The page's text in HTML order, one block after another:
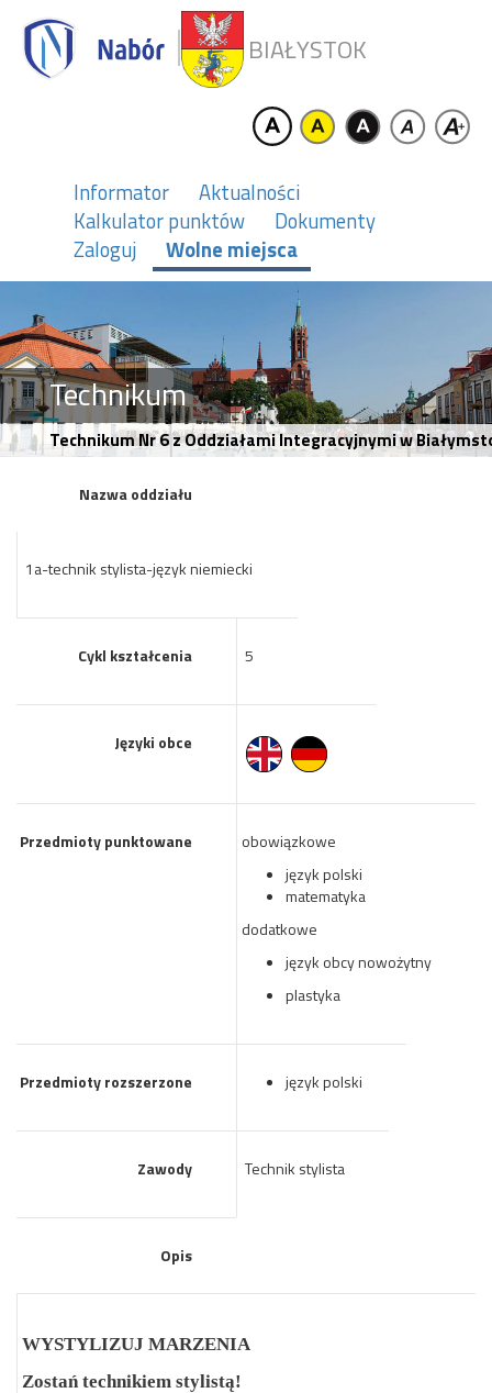
BIAŁYSTOK
Informator
Aktualności
Kalkulator punktów
Dokumenty
Zaloguj
Wolne miejsca
Technikum
Technikum Nr 6 z Oddziałami Integracyjnymi w
Nazwa oddziału
1a-technik stylista-język niemiecki
Cykl kształcenia 5
Języki obce
Przedmioty punktowane
obowiązkowe
język polski
matematyka
dodatkowe
język obcy nowożytny
plastyka
Przedmioty rozszerzone język polski
Zawody Technik stylista
Opis
WYSTYLIZUJ MARZENIA
Zostań technikiem stylistą!